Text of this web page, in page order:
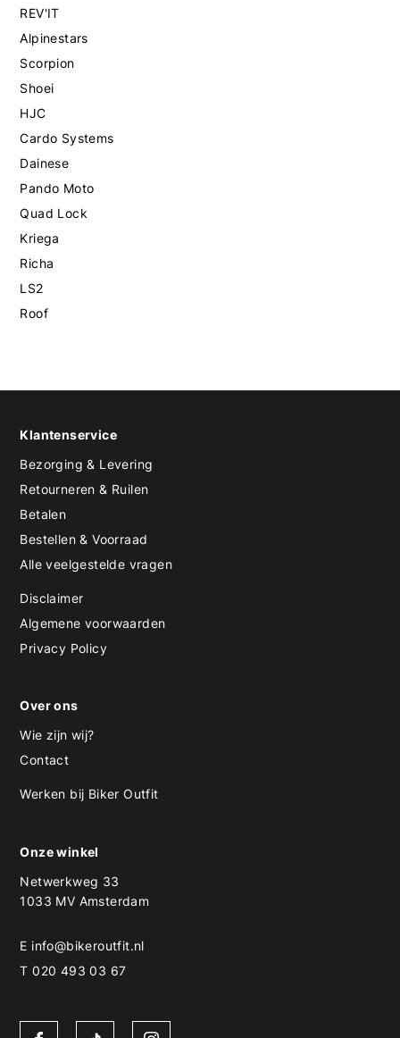
REV'IT
Alpinestars
Scorpion
Shoei
HJC
Cardo Systems
Dainese
Pando Moto
Quad Lock
Kriega
Richa
LS2
Roof
Klantenservice
Bezorging & Levering
Retourneren & Ruilen
Betalen
Bestellen & Voorraad
Alle veelgestelde vragen
Disclaimer
Algemene voorwaarden
Privacy Policy
Over ons
Wie zijn wij?
Contact
Werken bij Biker Outfit
Onze winkel
Netwerkweg 33
1033 MV Amsterdam
E info@bikeroutfit.nl
T 020 493 03 67